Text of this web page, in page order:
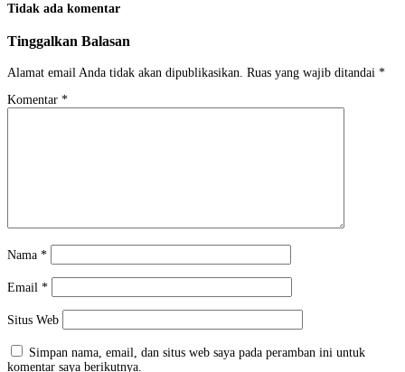
Tidak ada komentar
Tinggalkan Balasan
Alamat email Anda tidak akan dipublikasikan. Ruas yang wajib ditandai *
Komentar *
Nama *
Email *
Situs Web
Simpan nama, email, dan situs web saya pada peramban ini untuk
komentar saya berikutnya.